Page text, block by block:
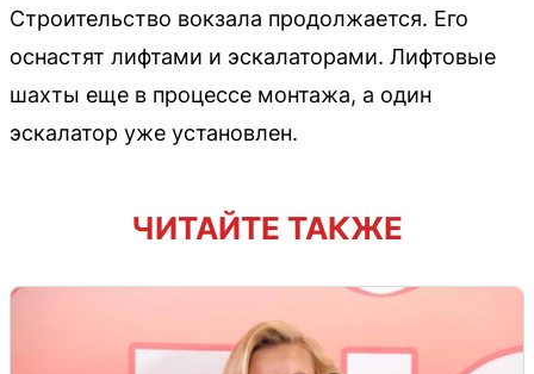
Строительство вокзала продолжается. Его
оснастят лифтами и эскалаторами. Лифтовые
шахты еще в процессе монтажа, а один
эскалатор уже установлен.
ЧИТАЙТЕ ТАКЖЕ